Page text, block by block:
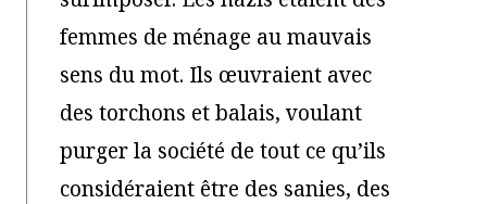
femmes de ménage au mauvais
sens du mot. Ils œuvraient avec
des torchons et balais, voulant
purger la société de tout ce qu’ils
considéraient être des sanies, des